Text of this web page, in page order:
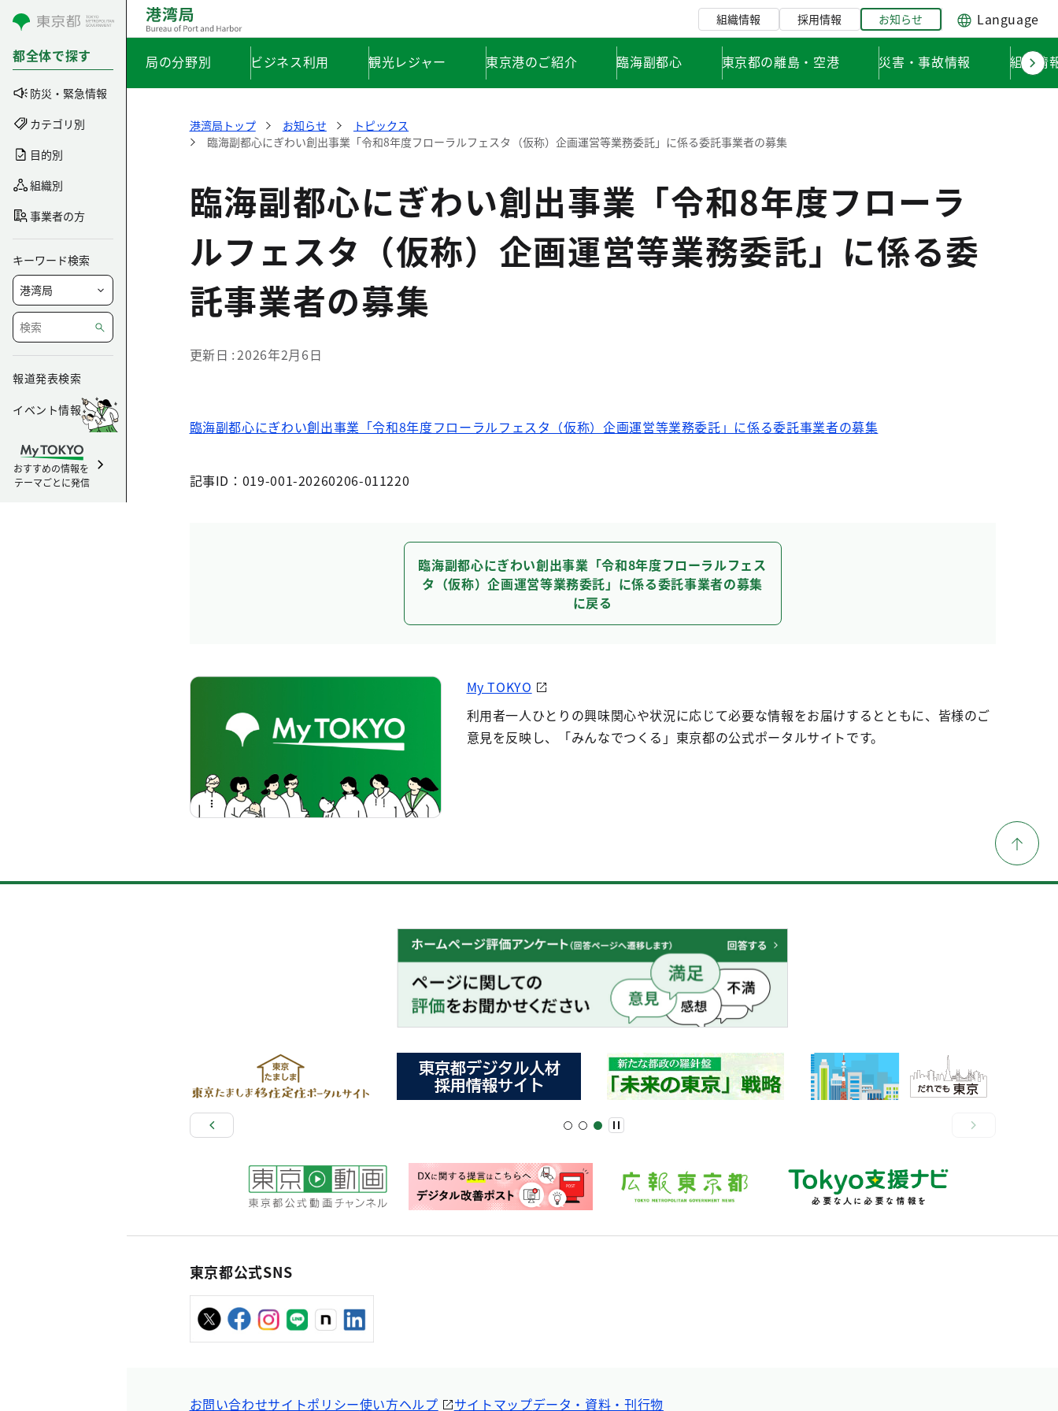
コンテンツにスキップ
都全体で探す
防災・緊急情報
カテゴリ別
目的別
組織別
事業者の方
キーワード検索
報道発表検索
イベント情報
おすすめの情報を
テーマごとに発信
組織情報 採用情報 お知らせ Language
局の分野別 ビジネス利用 観光レジャー 東京港のご紹介 臨海副都心 東京都の離島・空港 災害・事故情報 組織情
港湾局トップ お知らせ
トピックス
臨海副都心にぎわい創出事業「令和8年度フローラルフェスタ（仮称）企画運営等業務委託」に係る委託事業者の募集
臨海副都心にぎわい創出事業「令和8年度フローラ
ルフェスタ（仮称）企画運営等業務委託」に係る委
託事業者の募集
更新日 2026年2月6日
臨海副都心にぎわい創出事業「令和8年度フローラルフェスタ（仮称）企画運営等業務委託」に係る委託事業者の募集
記事ID：019-001-20260206-011220
臨海副都心にぎわい創出事業「令和8年度フローラルフェス
タ（仮称）企画運営等業務委託」に係る委託事業者の募集
に戻る
My TOKYO
利用者一人ひとりの興味関心や状況に応じて必要な情報をお届けするとともに、皆様のご
意見を反映し、「みんなでつくる」東京都の公式ポータルサイトです。
東京都公式SNS
お問い合わせサイトポリシー使い方ヘルプ サイトマップデータ・資料・刊行物